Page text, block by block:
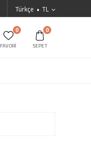
Türkçe TL
0
FAVORI
0
SEPET